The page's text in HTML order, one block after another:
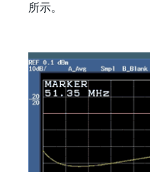
所示。